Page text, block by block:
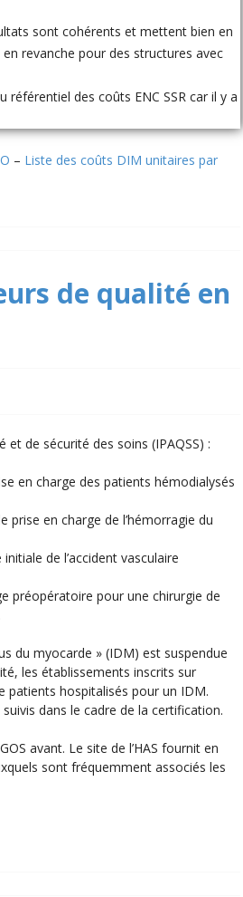
sont cohérents et mettent bien en
revanche pour des structures avec
référentiel des coûts ENC SSR car il y a
– Liste des coûts DIM unitaires par
de qualité en
et de sécurité des soins (IPAQSS) :
en charge des patients hémodialysés
en charge de l’hémorragie du
de l’accident vasculaire
préopératoire pour une chirurgie de
du myocarde » (IDM) est suspendue
les établissements inscrits sur
patients hospitalisés pour un IDM.
dans le cadre de la certification.
avant. Le site de l’HAS fournit en
sont fréquemment associés les